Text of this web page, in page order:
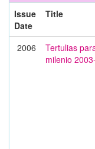
Issue
Date
Title
2006
Tertulias
milenio